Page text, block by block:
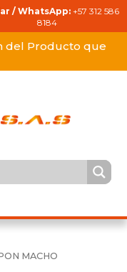
/ WhatsApp: +57 312 586
8184
del Producto que
MACHO